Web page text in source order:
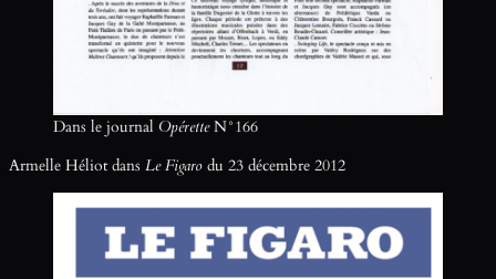
Dans le journal OpéretteN°166
Armelle Héliot dans Le Figaro du 23 décembre 2012